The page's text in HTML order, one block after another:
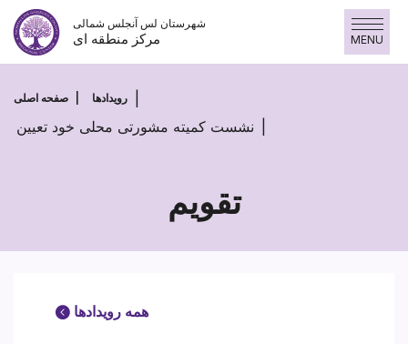
Skip
to
content
شهرستان لس آنجلس شمالی
مرکز منطقه ای MENU
صفحه اصلی رویدادها
نشست کمیته مشورتی محلی خود تعیین
تقویم
همه رویدادها